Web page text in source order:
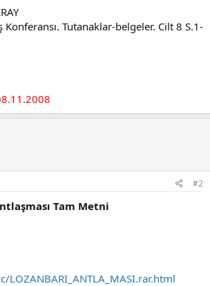
Konferansı. Tutanaklar-belgeler. Cilt 8 S.1-
#2
Tam Metni
LOZANBARI_ANTLA_MASI.rar.html